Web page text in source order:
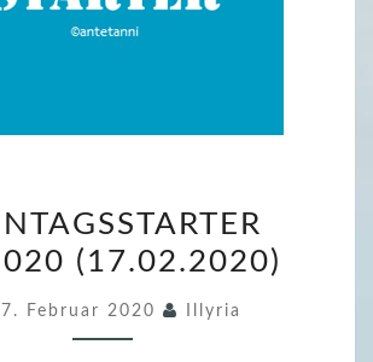
O
N
(17.02.2020)
Februar 2020 Illyria